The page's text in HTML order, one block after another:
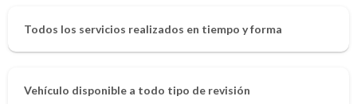
Todos los servicios realizados en tiempo y forma
Vehículo disponible a todo tipo de revisión